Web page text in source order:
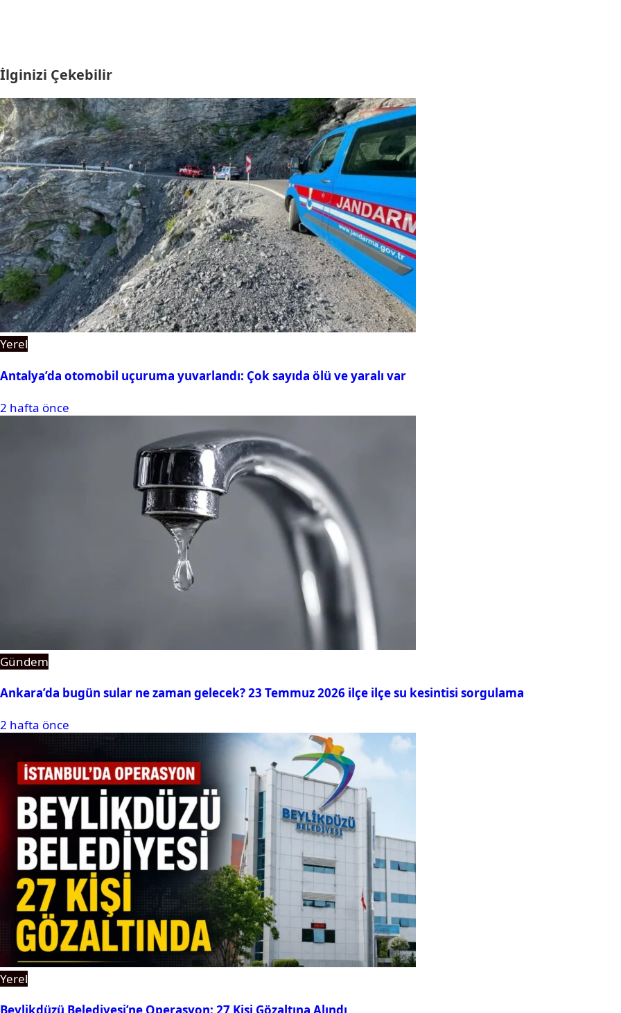
İlginizi Çekebilir
Yerel
Antalya’da otomobil uçuruma yuvarlandı: Çok sayıda ölü ve yaralı var
2 hafta önce
Gündem
Ankara’da bugün sular ne zaman gelecek? 23 Temmuz 2026 ilçe ilçe su kesintisi sorgulama
2 hafta önce
Yerel